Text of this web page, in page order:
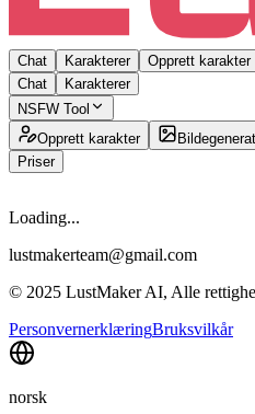
Chat Karakterer Opprett karakter
Chat
Karakterer
NSFW Tool
Opprett karakter
Priser
Loading...
lustmakerteam@gmail.com
© 2025 LustMaker AI, Alle
PersonvernerklæringBruksvilkår
norsk